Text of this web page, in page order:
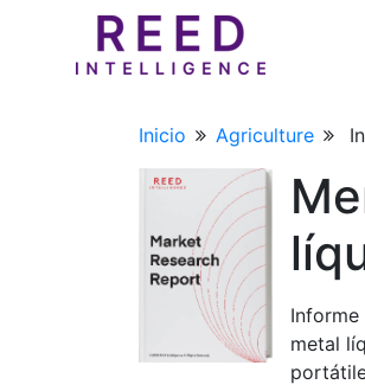
Inicio Agriculture
metal